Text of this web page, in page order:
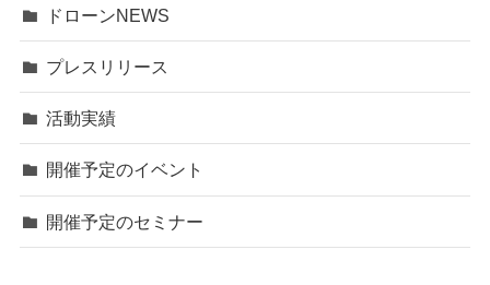
ドローンNEWS
プレスリリース
活動実績
開催予定のイベント
開催予定のセミナー